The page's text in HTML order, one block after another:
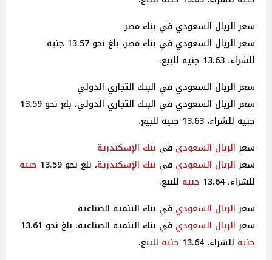
سعر الريال السعودي في بنك مصر
سعر الريال السعودي في بنك مصر، بلغ نحو 13.57 جنيه
للشراء، 13.63 جنيه للبيع.
سعر الريال السعودي في البنك التجاري الدولي
سعر الريال السعودي في البنك التجاري الدولي، بلغ نحو 13.59
جنيه للشراء، 13.63 جنيه للبيع.
سعرالريال السعودي في بنك الإسكندرية
سعرالريال السعودي في بنك الإسكندرية، بلغ نحو 13.59
جنيه
للشراء، 13.64
جنيه للبيع.
سعرالريال السعودي في بنك التنمية الصناعية
سعرالريال السعودي في بنك التنمية الصناعية، بلغ نحو 13.61
جنيه للشراء، 13.64 جنيه للبيع.